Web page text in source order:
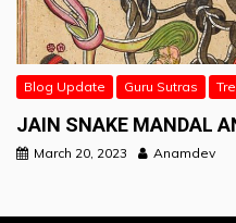
Blog Update Guru Sutras
JAIN SNAKE MANDAL
March 20, 2023 Anamdev